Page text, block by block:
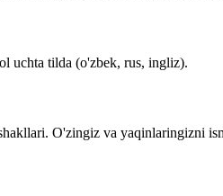
uchta tilda (o'zbek, rus, ingliz).
O'zingiz va yaqinlaringizni